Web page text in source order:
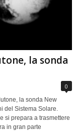
la sonda
0
la sonda New
del Sistema Solare.
si prepara a trasmettere
in gran parte